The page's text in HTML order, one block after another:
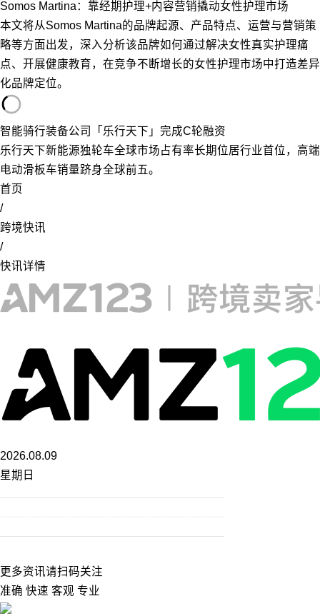
Somos Martina：靠经期护理+内容营销撬动女性护理市场
本文将从Somos Martina的品牌起源、产品特点、运营与营销策
略等方面出发，深入分析该品牌如何通过解决女性真实护理痛
点、开展健康教育，在竞争不断增长的女性护理市场中打造差异
化品牌定位。
智能骑行装备公司「乐行天下」完成C轮融资
乐行天下新能源独轮车全球市场占有率长期位居行业首位，高端
电动滑板车销量跻身全球前五。
首页
/
跨境快讯
/
快讯详情
2026.08.09
星期日
更多资讯请扫码关注
准确 快速 客观 专业